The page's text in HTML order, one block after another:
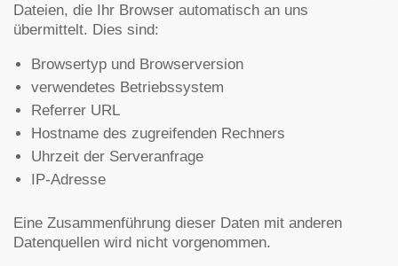
Dateien, die Ihr Browser automatisch an uns
übermittelt. Dies sind:
Browsertyp und Browserversion
verwendetes Betriebssystem
Referrer URL
Hostname des zugreifenden Rechners
Uhrzeit der Serveranfrage
IP-Adresse
Eine Zusammenführung dieser Daten mit anderen
Datenquellen wird nicht vorgenommen.